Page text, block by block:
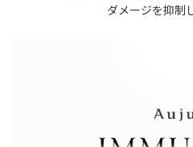
ダメージを抑制